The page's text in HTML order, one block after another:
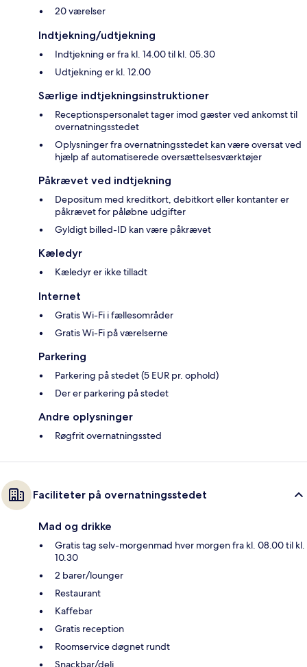
20 værelser
Indtjekning/udtjekning
Indtjekning er fra kl. 14.00 til kl. 05.30
Udtjekning er kl. 12.00
Særlige indtjekningsinstruktioner
Receptionspersonalet tager imod gæster ved ankomst til
overnatningsstedet
Oplysninger fra overnatningsstedet kan være oversat ved
hjælp af automatiserede oversættelsesværktøjer
Påkrævet ved indtjekning
Depositum med kreditkort, debitkort eller kontanter er
påkrævet for påløbne udgifter
Gyldigt billed-ID kan være påkrævet
Kæledyr
Kæledyr er ikke tilladt
Internet
Gratis Wi-Fi i fællesområder
Gratis Wi-Fi på værelserne
Parkering
Parkering på stedet (5 EUR pr. ophold)
Der er parkering på stedet
Andre oplysninger
Røgfrit overnatningssted
Faciliteter på overnatningsstedet
Mad og drikke
Gratis tag selv-morgenmad hver morgen fra kl. 08.00 til kl.
10.30
2 barer/lounger
Restaurant
Kaffebar
Gratis reception
Roomservice døgnet rundt
Snackbar/deli